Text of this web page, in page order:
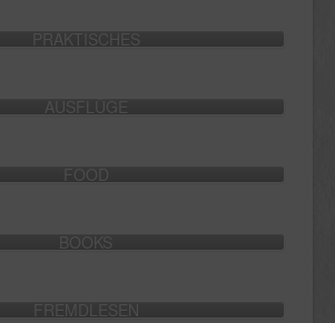
PRAKTISCHES
AUSFLÜGE
FOOD
BOOKS
FREMDLESEN